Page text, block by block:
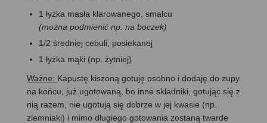
1 łyżka masła klarowanego, smalcu
(można podmienić np. na boczek)
1/2 średniej cebuli, posiekanej
1 łyżka mąki (np. żytniej)
Ważne: Kapustę kiszoną gotuję osobno i dodaję do zupy
na końcu, już ugotowaną, bo inne składniki, gotując się z
nią razem, nie ugotują się dobrze w jej kwasie (np.
ziemniaki) i mimo długiego gotowania zostaną twarde